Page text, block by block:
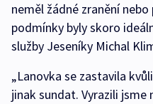
neměl žádné zranění
podmínky byly skoro
služby Jeseníky Michal
„Lanovka se zastavila
jinak sundat. Vyrazili